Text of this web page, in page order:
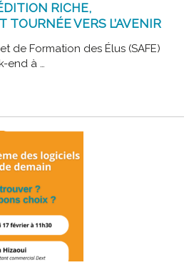
RICHE,
VERS L’AVENIR
de Formation des Élus (SAFE)
end à …